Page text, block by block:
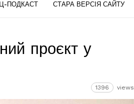
ПОДКАСТ СТАРА ВЕРСІЯ САЙТУ
проєкт у
1396 views